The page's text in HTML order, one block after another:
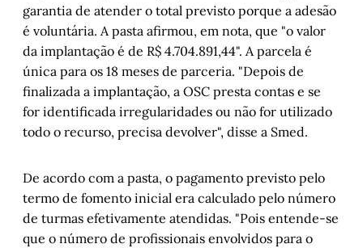
garantia de atender o total previsto porque a adesão
é voluntária. A pasta afirmou, em nota, que "o valor
da implantação é de R$ 4.704.891,44". A parcela é
única para os 18 meses de parceria. "Depois de
finalizada a implantação, a OSC presta contas e se
for identificada irregularidades ou não for utilizado
todo o recurso, precisa devolver", disse a Smed.
De acordo com a pasta, o pagamento previsto pelo
termo de fomento inicial era calculado pelo número
de turmas efetivamente atendidas. "Pois entende-se
que o número de profissionais envolvidos para o